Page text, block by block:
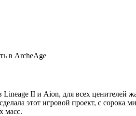
Lineage II и Aion, для всех ценителей
этот игровой проект, с
масс.